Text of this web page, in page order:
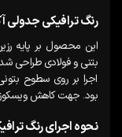
رنگ ترافیکی جدولی
این محصول بر پایه
بتنی و فولادی طراحی
اجرا بر روی سطوح
بود. جهت کاهش
نحوه اجرای رنگ